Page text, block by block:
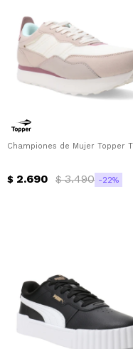
Championes de Mujer Topper
$ 2.690 $ 3.490 22